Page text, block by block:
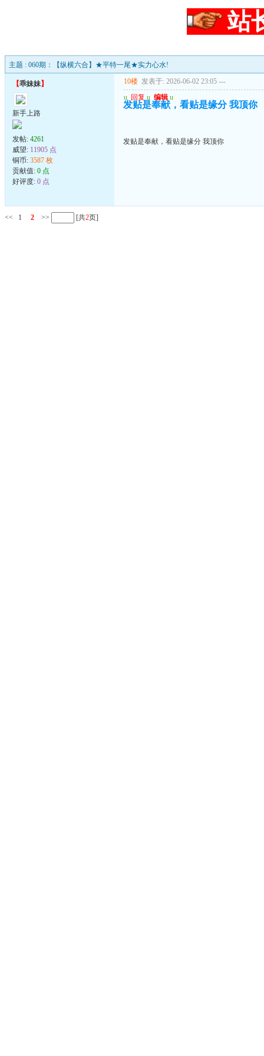
站
主题 : 060期：【纵横六合】★平特一尾★实力心水!
【乖妹妹】
新手上路
发帖: 4261
威望: 11905 点
铜币: 3587 枚
贡献值: 0 点
好评度: 0 点
10楼 发表于: 2026-06-02 23:05 ---
u 回复 u 编辑 u
发贴是奉献，看贴是缘分 我顶你
发贴是奉献，看贴是缘分 我顶你
<< 1 2 >> [共2页]